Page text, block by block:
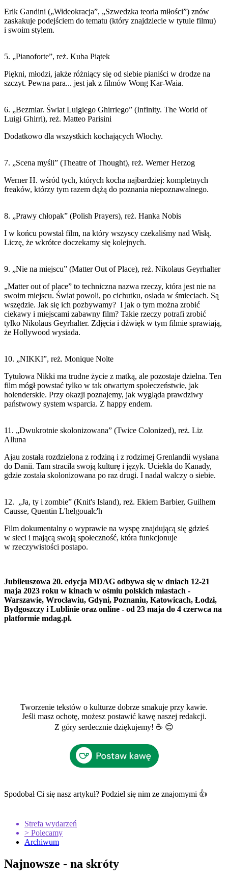
Erik Gandini („Wideokracja”, „Szwedzka teoria miłości”) znów
zaskakuje podejściem do tematu (który znajdziecie w tytule filmu)
i swoim stylem.
5. „Pianoforte”, reż. Kuba Piątek
Piękni, młodzi, jakże różniący się od siebie pianiści w drodze na
szczyt. Pewna para... jest jak z filmów Wong Kar-Waia.
6. „Bezmiar. Świat Luigiego Ghirriego” (Infinity. The World of
Luigi Ghirri), reż. Matteo Parisini
Dodatkowo dla wszystkich kochających Włochy.
7. „Scena myśli” (Theatre of Thought), reż. Werner Herzog
Werner H. wśród tych, których kocha najbardziej: kompletnych
freaków, którzy tym razem dążą do poznania niepoznawalnego.
8. „Prawy chłopak” (Polish Prayers), reż. Hanka Nobis
I w końcu powstał film, na który wszyscy czekaliśmy nad Wisłą.
Liczę, że wkrótce doczekamy się kolejnych.
9. „Nie na miejscu” (Matter Out of Place), reż. Nikolaus Geyrhalter
„Matter out of place” to techniczna nazwa rzeczy, która jest nie na
swoim miejscu. Świat powoli, po cichutku, osiada w śmieciach. Są
wszędzie. Jak się ich pozbywamy? I jak o tym można zrobić
ciekawy i miejscami zabawny film? Takie rzeczy potrafi zrobić
tylko Nikolaus Geyrhalter. Zdjęcia i dźwięk w tym filmie sprawiają,
że Hollywood wysiada.
10. „NIKKI”, reż. Monique Nolte
Tytułowa Nikki ma trudne życie z matką, ale pozostaje dzielna. Ten
film mógł powstać tylko w tak otwartym społeczeństwie, jak
holenderskie. Przy okazji poznajemy, jak wygląda prawdziwy
państwowy system wsparcia. Z happy endem.
11. „Dwukrotnie skolonizowana” (Twice Colonized), reż. Liz
Alluna
Ajau została rozdzielona z rodziną i z rodzimej Grenlandii wysłana
do Danii. Tam straciła swoją kulturę i język. Uciekła do Kanady,
gdzie została skolonizowana po raz drugi. I nadal walczy o siebie.
12. „Ja, ty i zombie” (Knit's Island), reż. Ekiem Barbier, Guilhem
Causse, Quentin L'helgoualc'h
Film dokumentalny o wyprawie na wyspę znajdującą się gdzieś
w sieci i mającą swoją społeczność, która funkcjonuje
w rzeczywistości postapo.
Jubileuszowa 20. edycja MDAG odbywa się w dniach 12-21
maja 2023 roku w kinach w ośmiu polskich miastach -
Warszawie, Wrocławiu, Gdyni, Poznaniu, Katowicach, Łodzi,
Bydgoszczy i Lublinie oraz online - od 23 maja do 4 czerwca na
platformie mdag.pl.
Tworzenie tekstów o kulturze dobrze smakuje przy kawie.
Jeśli masz ochotę, możesz postawić kawę naszej redakcji.
Z góry serdecznie dziękujemy! ☕ 😊
Spodobał Ci się nasz artykuł? Podziel się nim ze znajomymi 👍
Strefa wydarzeń
> Polecamy
Archiwum
Najnowsze - na skróty